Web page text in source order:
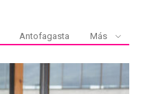
Antofagasta Más